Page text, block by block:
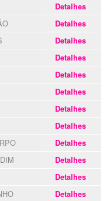
Detalhes
Detalhes
Detalhes
Detalhes
Detalhes
Detalhes
Detalhes
Detalhes
Detalhes
Detalhes
Detalhes
Detalhes